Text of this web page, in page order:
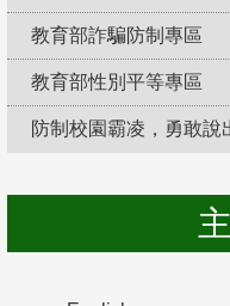
教育部詐騙防制專區
教育部性別平等專區
防制校園霸凌，勇敢說